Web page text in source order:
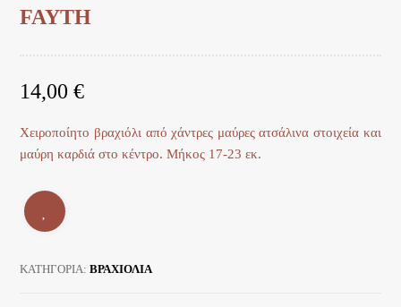
FAYTH
14,00€
Χειροποίητο βραχιόλι από χάντρες μαύρες ατσάλινα στοιχεία και
μαύρη καρδιά στο κέντρο. Μήκος 17-23 εκ.
ΚΑΤΗΓΟΡΊΑ:ΒΡΑΧΙΟΛΙΑ